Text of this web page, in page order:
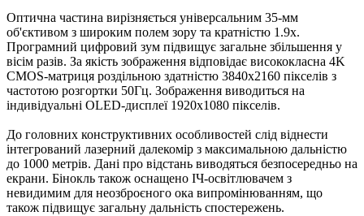
Оптична частина вирізняється універсальним 35-мм
об'єктивом з широким полем зору та кратністю 1.9x.
Програмний цифровий зум підвищує загальне збільшення у
вісім разів. За якість зображення відповідає висококласна 4K
CMOS-матриця роздільною здатністю 3840x2160 пікселів з
частотою розгортки 50Гц. Зображення виводиться на
індивідуальні OLED-дисплеї 1920x1080 пікселів.
До головних конструктивних особливостей слід віднести
інтегрований лазерний далекомір з максимальною дальністю
до 1000 метрів. Дані про відстань виводяться безпосередньо на
екрани. Бінокль також оснащено ІЧ-освітлювачем з
невидимим для неозброєного ока випромінюванням, що
також підвищує загальну дальність спостережень.